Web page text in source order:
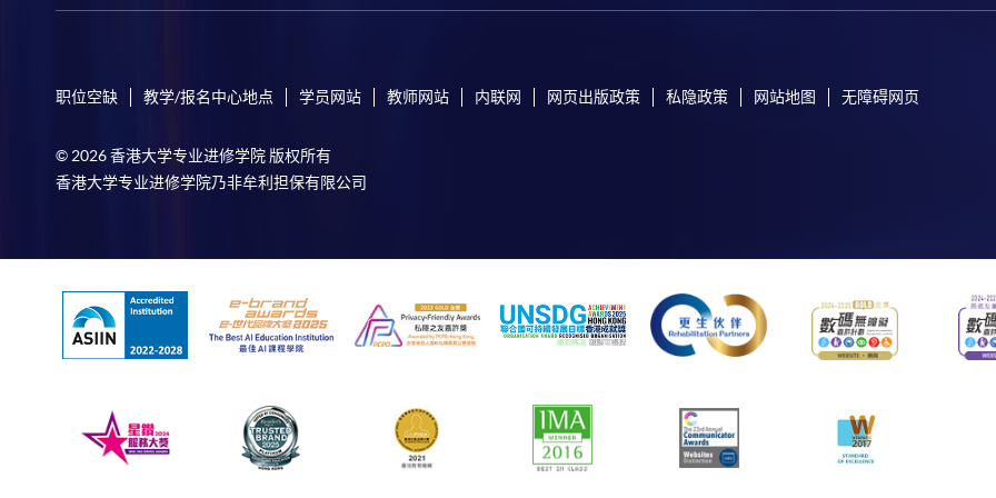
职位空缺 教学/报名中心地点 学员网站 教师网站 内联网 网页出版政策 私隐政策 网站地图 无障碍网页
© 2026 香港大学专业进修学院 版权所有
香港大学专业进修学院乃非牟利担保有限公司